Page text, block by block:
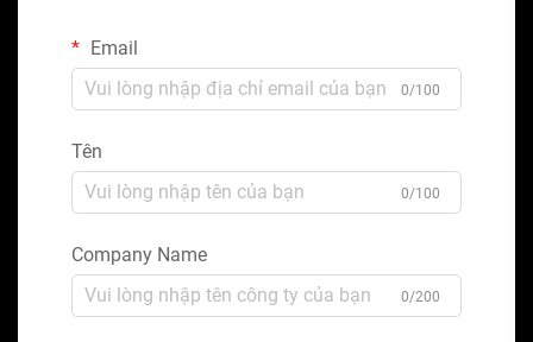
Email
0/100
Tên
0/100
Company Name
0/200